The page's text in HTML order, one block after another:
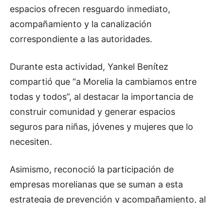
espacios ofrecen resguardo inmediato,
acompañamiento y la canalización
correspondiente a las autoridades.
Durante esta actividad, Yankel Benítez
compartió que “a Morelia la cambiamos entre
todas y todos”, al destacar la importancia de
construir comunidad y generar espacios
seguros para niñas, jóvenes y mujeres que lo
necesiten.
Asimismo, reconoció la participación de
empresas morelianas que se suman a esta
estrategia de prevención y acompañamiento, al